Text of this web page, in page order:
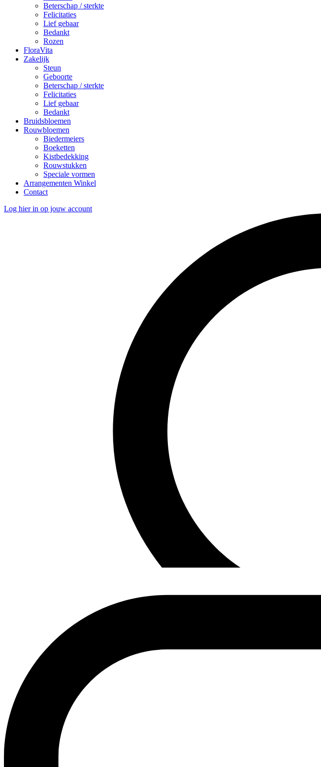
Beterschap / sterkte
Felicitaties
Lief gebaar
Bedankt
Rozen
FloraVita
Zakelijk
Steun
Geboorte
Beterschap / sterkte
Felicitaties
Lief gebaar
Bedankt
Bruidsbloemen
Rouwbloemen
Biedermeiers
Boeketten
Kistbedekking
Rouwstukken
Speciale vormen
Arrangementen Winkel
Contact
Log hier in op jouw account